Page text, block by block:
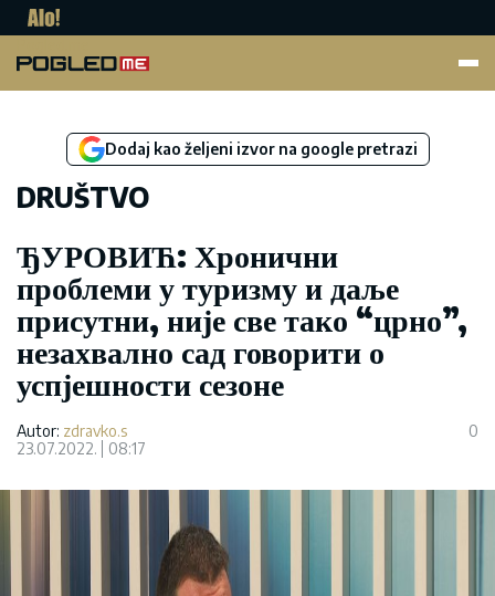
Dodaj kao željeni izvor na google pretrazi
DRUŠTVO
ЂУРОВИЋ: Хронични
проблеми у туризму и даље
присутни, није све тако “црно”,
незахвално сад говорити о
успјешности сезоне
Autor: zdravko.s
23.07.2022.
08:17
0